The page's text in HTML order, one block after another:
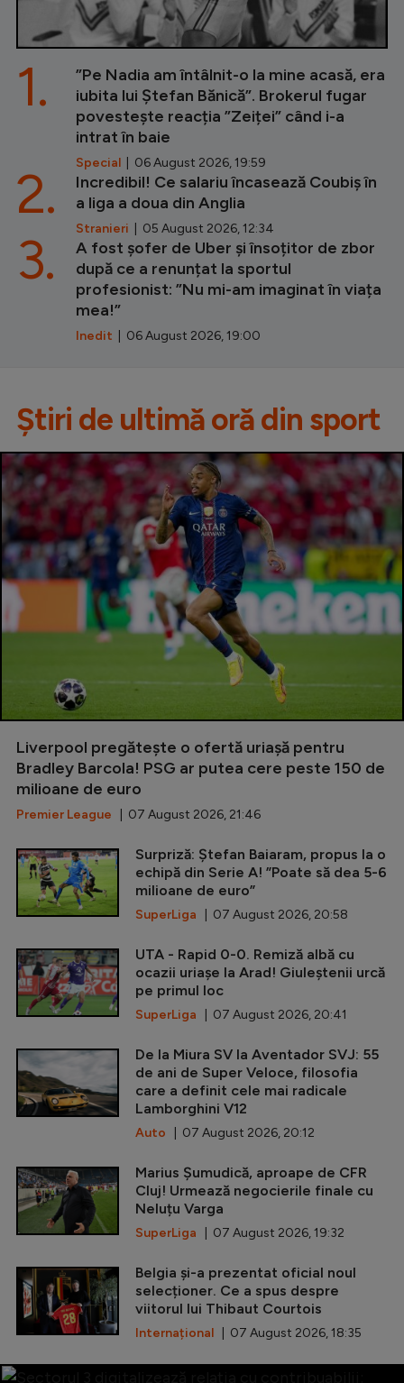
”Pe Nadia am întâlnit-o la mine acasă, era
iubita lui Ștefan Bănică”. Brokerul fugar
povestește reacția ”Zeiței” când i-a
intrat în baie
Special | 06 August 2026, 19:59
1.
Incredibil! Ce salariu încasează Coubiș în
a liga a doua din Anglia
Stranieri | 05 August 2026, 12:34
2.
A fost șofer de Uber și însoțitor de zbor
după ce a renunțat la sportul
profesionist: ”Nu mi-am imaginat în viața
mea!”
Inedit | 06 August 2026, 19:00
3.
Știri de ultimă oră din sport
Liverpool pregătește o ofertă uriașă pentru
Bradley Barcola! PSG ar putea cere peste 150 de
milioane de euro
Premier League | 07 August 2026, 21:46
Surpriză: Ștefan Baiaram, propus la o
echipă din Serie A! ”Poate să dea 5-6
milioane de euro”
SuperLiga | 07 August 2026, 20:58
UTA - Rapid 0-0. Remiză albă cu
ocazii uriașe la Arad! Giuleștenii urcă
pe primul loc
SuperLiga | 07 August 2026, 20:41
De la Miura SV la Aventador SVJ: 55
de ani de Super Veloce, filosofia
care a definit cele mai radicale
Lamborghini V12
Auto | 07 August 2026, 20:12
Marius Șumudică, aproape de CFR
Cluj! Urmează negocierile finale cu
Neluțu Varga
SuperLiga | 07 August 2026, 19:32
Belgia și-a prezentat oficial noul
selecționer. Ce a spus despre
viitorul lui Thibaut Courtois
Internațional | 07 August 2026, 18:35